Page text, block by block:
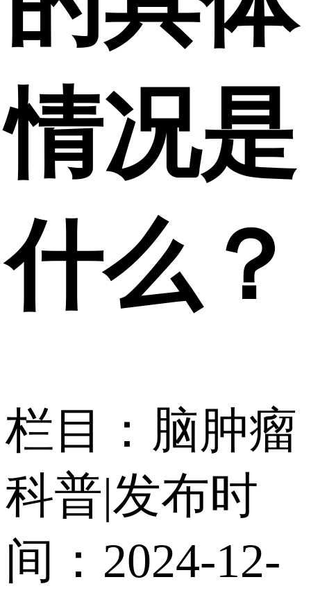
情况是
什么？
栏目：脑肿瘤
科普|发布时
间：2024-12-